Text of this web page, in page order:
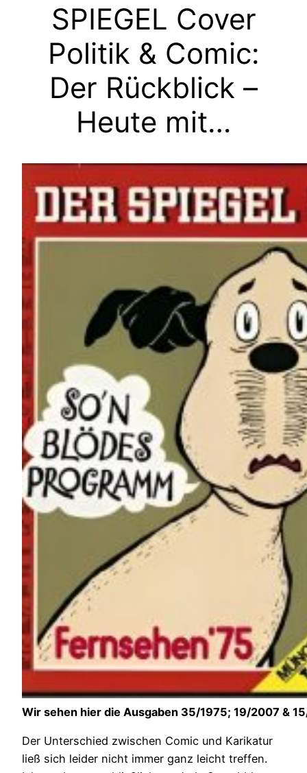
SPIEGEL Cover
Politik & Comic:
Der Rückblick –
Heute mit…
Wir sehen hier die Ausgaben 35/1975; 19/2007 &
Der Unterschied zwischen Comic und Karikatur
ließ sich leider nicht immer ganz leicht treffen.